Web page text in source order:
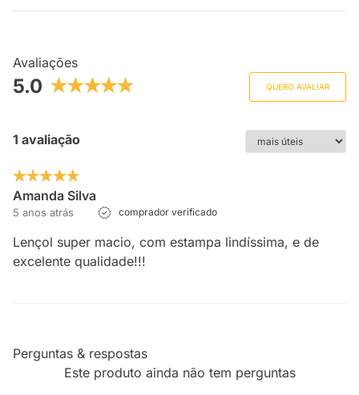
Avaliações
5.0 QUERO AVALIAR
1 avaliação
Amanda Silva
5 anos atrás comprador verificado
Lençol super macio, com estampa lindíssima, e de
excelente qualidade!!!
Perguntas & respostas
Este produto ainda não tem perguntas